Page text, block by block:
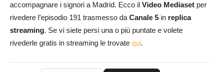
accompagnare i signori a Madrid. Ecco il Video Mediaset per
rivedere l’episodio 191 trasmesso daCanale 5 in replica
streaming. Se vi siete persi una o più puntate e volete
rivederle gratis in streaming le trovate qui.